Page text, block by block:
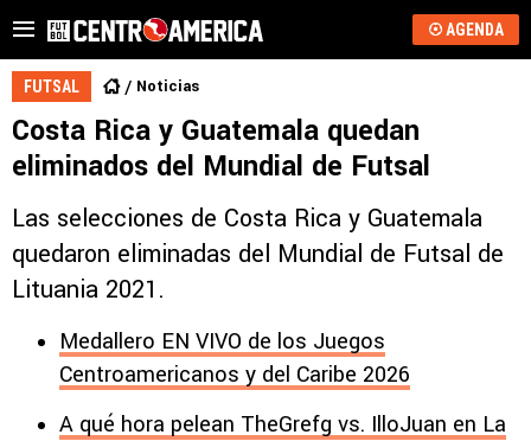
AGENDA
FUTSAL Noticias
Costa Rica y Guatemala quedan
eliminados del Mundial de Futsal
Las selecciones de Costa Rica y Guatemala
quedaron eliminadas del Mundial de Futsal de
Lituania 2021.
Medallero EN VIVO de los Juegos
Centroamericanos y del Caribe 2026
A qué hora pelean TheGrefg vs. IlloJuan en La